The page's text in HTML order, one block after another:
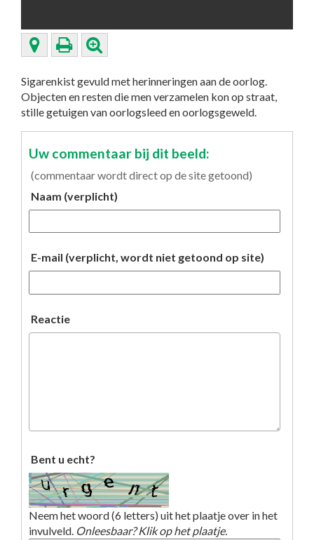
Sigarenkist gevuld met herinneringen aan de oorlog.
Objecten en resten die men verzamelen kon op straat,
stille getuigen van oorlogsleed en oorlogsgeweld.
Uw commentaar bij dit beeld:
(commentaar wordt direct op de site getoond)
Naam (verplicht)
E-mail (verplicht, wordt niet getoond op site)
Reactie
Bent u echt?
Neem het woord (6 letters) uit het plaatje over in het
invulveld. Onleesbaar? Klik op het plaatje.